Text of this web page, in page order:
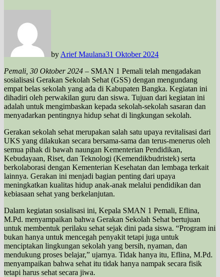
by Arief Maulana31 Oktober 2024
Pemali, 30 Oktober 2024 – SMAN 1 Pemali telah mengadakan
sosialisasi Gerakan Sekolah Sehat (GSS) dengan mengundang
empat belas sekolah yang ada di Kabupaten Bangka. Kegiatan ini
dihadiri oleh perwakilan guru dan siswa. Tujuan dari kegiatan ini
adalah untuk mengimbaskan kepada sekolah-sekolah sasaran dan
menyadarkan pentingnya hidup sehat di lingkungan sekolah.
Gerakan sekolah sehat merupakan salah satu upaya revitalisasi dari
UKS yang dilakukan secara bersama-sama dan terus-menerus oleh
semua pihak di bawah naungan Kementerian Pendidikan,
Kebudayaan, Riset, dan Teknologi (Kemendikbudristek) serta
berkolaborasi dengan Kementerian Kesehatan dan lembaga terkait
lainnya. Gerakan ini menjadi bagian penting dari upaya
meningkatkan kualitas hidup anak-anak melalui pendidikan dan
kebiasaan sehat yang berkelanjutan.
Dalam kegiatan sosialisasi ini, Kepala SMAN 1 Pemali, Eflina,
M.Pd. menyampaikan bahwa Gerakan Sekolah Sehat bertujuan
untuk membentuk perilaku sehat sejak dini pada siswa. “Program ini
bukan hanya untuk mencegah penyakit tetapi juga untuk
menciptakan lingkungan sekolah yang bersih, nyaman, dan
mendukung proses belajar,” ujarnya. Tidak hanya itu, Eflina, M.Pd.
menyampaikan bahwa sehat itu tidak hanya nampak secara fisik
tetapi harus sehat secara jiwa.